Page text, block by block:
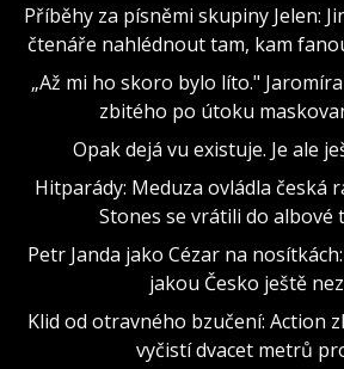
Příběhy za písněmi skupiny Jelen:
čtenáře nahlédnout tam, kam
„Až mi ho skoro bylo líto."
zbitého po útoku
Opak dejá vu existuje. Je ale
Hitparády: Meduza ovládla česká
Stones se vrátili do albové
Petr Janda jako Cézar na
jakou Česko ještě
Klid od otravného bzučení: Action
vyčistí dvacet metrů